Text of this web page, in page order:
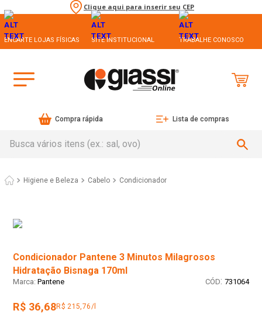
Clique aqui para inserir seu CEP
ENCARTE LOJAS FÍSICAS SITE INSTITUCIONAL TRABALHE CONOSCO
Compra rápida Lista de compras
Higiene e Beleza Cabelo Condicionador
Condicionador Pantene 3 Minutos Milagrosos
Hidratação Bisnaga 170ml
Pantene : 731064
R$ 36,68R$ 215,76/l